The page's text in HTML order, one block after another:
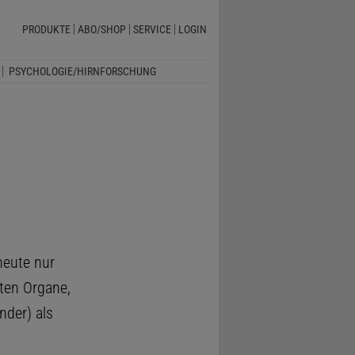
PRODUKTE ABO/SHOP SERVICE LOGIN
PSYCHOLOGIE/HIRNFORSCHUNG
nur
Organe,
als